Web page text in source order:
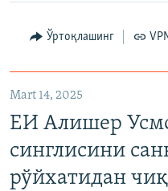
Ўртоқлашинг
Mart 14, 2025
ЕИ Алишер
синглисини
рўйхатидан